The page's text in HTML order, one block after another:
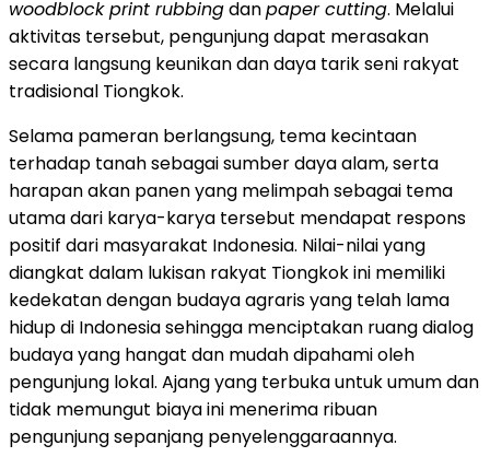
woodblock print rubbingdanpaper cutting. Melalui
aktivitas tersebut, pengunjung dapat merasakan
secara langsung keunikan dan daya tarik seni rakyat
tradisional Tiongkok.
Selama pameran berlangsung, tema kecintaan
terhadap tanah sebagai sumber daya alam, serta
harapan akan panen yang melimpah sebagai tema
utama dari karya-karya tersebut mendapat respons
positif dari masyarakat Indonesia. Nilai-nilai yang
diangkat dalam lukisan rakyat Tiongkok ini memiliki
kedekatan dengan budaya agraris yang telah lama
hidup di Indonesia sehingga menciptakan ruang dialog
budaya yang hangat dan mudah dipahami oleh
pengunjung lokal. Ajang yang terbuka untuk umum dan
tidak memungut biaya ini menerima ribuan
pengunjung sepanjang penyelenggaraannya.